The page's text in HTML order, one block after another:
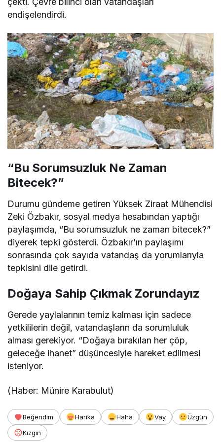
endişelendirdi.
“Bu Sorumsuzluk Ne Zaman
Bitecek?”
Durumu gündeme getiren Yüksek Ziraat Mühendisi
Zeki Özbakır, sosyal medya hesabından yaptığı
paylaşımda, “Bu sorumsuzluk ne zaman bitecek?”
diyerek tepki gösterdi. Özbakır’ın paylaşımı
sonrasında çok sayıda vatandaş da yorumlarıyla
tepkisini dile getirdi.
Doğaya Sahip Çıkmak Zorundayız
Gerede yaylalarının temiz kalması için sadece
yetkililerin değil, vatandaşların da sorumluluk
alması gerekiyor. “Doğaya bırakılan her çöp,
geleceğe ihanet” düşüncesiyle hareket edilmesi
isteniyor.
(Haber: Münire Karabulut)
Beğendim Harika Haha Vay
Üzgün
Kızgın